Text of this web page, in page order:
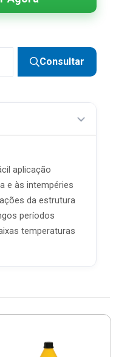
Consultar
aplicação
e às intempéries
da estrutura
períodos
temperaturas